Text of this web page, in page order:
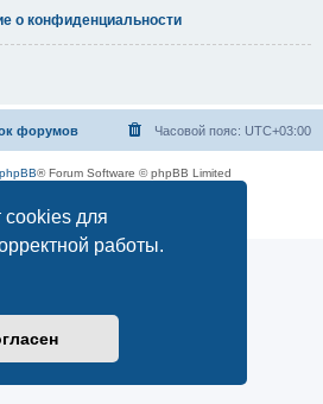
cookies для
работы.
о конфиденциальности
форумов Часовой пояс: UTC+03:00
phpBB® Forum Software © phpBB Limited
|Правила